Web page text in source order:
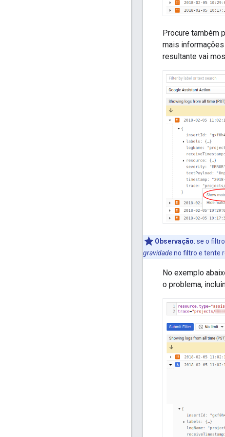
Procure também
mais
resultante vai
Observação: se o
gravidadeno filtro e tente
No exemplo
o problema,